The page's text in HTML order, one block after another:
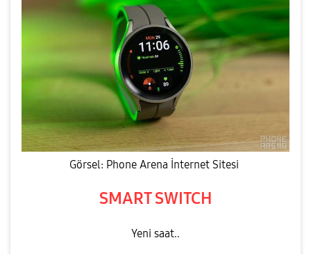
Görsel: Phone Arena İnternet Sitesi
SMART SWITCH
Yeni saat..